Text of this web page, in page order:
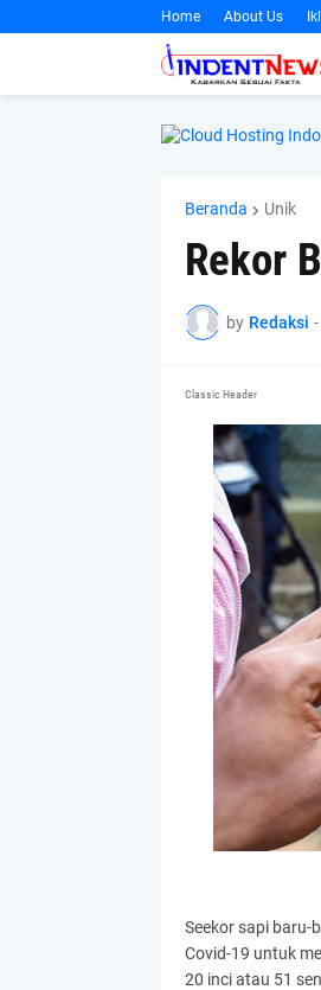
Home About Us
Beranda Unik
Rekor
by Redaksi -
Classic Header
Seekor sapi
Covid-19 untuk
20 inci atau 51